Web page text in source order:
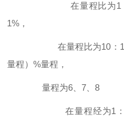
在量程比为1：1到
1%，
在量程比为10：1到40
量程）%量程，
量程为6、7、8
在量程经为1：1到10